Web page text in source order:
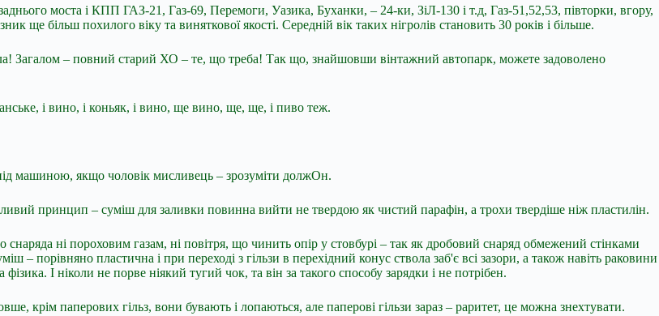
моста і КПП ГАЗ-21, Газ-69, Перемоги, Уазика, Буханки, – 24-ки, ЗіЛ-130 і т.д, Газ-51,52,53, півторки, вгору,
ще більш похилого віку та виняткової якості. Середній вік таких нігролів становить 30 років і більше.
Загалом – повний старий ХО – те, що треба! Так що, знайшовши вінтажний автопарк, можете задоволено
і вино, і коньяк, і вино, ще вино, ще, ще, і пиво теж.
під машиною, якщо чоловік мисливець – зрозуміти должОн.
принцип – суміш для заливки повинна вийти не твердою як чистий парафін, а трохи твердіше ніж пластилін.
ні пороховим газам, ні повітря, що чинить опір у стовбурі – так як дробовий снаряд обмежений стінками
порівняно пластична і при переході з гільзи в перехідний конус ствола заб'є всі зазори, а також навіть раковини
І ніколи не порве ніякий тугий чок, та він за такого способу зарядки і не потрібен.
крім паперових гільз, вони бувають і лопаються, але паперові гільзи зараз – раритет, це можна знехтувати.